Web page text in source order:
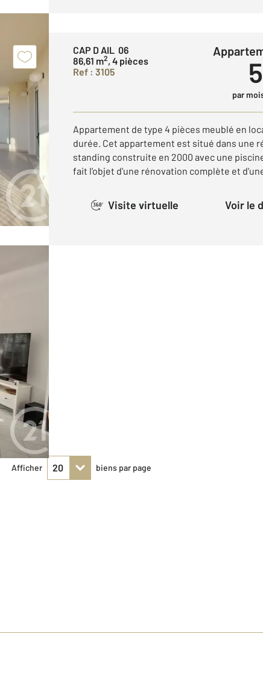
CAP D AIL 06
86,61 m2, 4 pièces
Ref : 3105
par
Appartement de type 4 pièces meublé en
durée. Cet appartement est situé dans une
standing construite en 2000 avec une
fait l'objet d'une rénovation complète et
360° Visite virtuelle Voir le
Afficher biens par page